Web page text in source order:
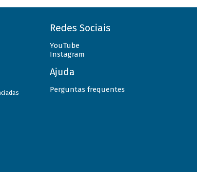
Redes Sociais
YouTube
Instagram
Ajuda
Perguntas frequentes